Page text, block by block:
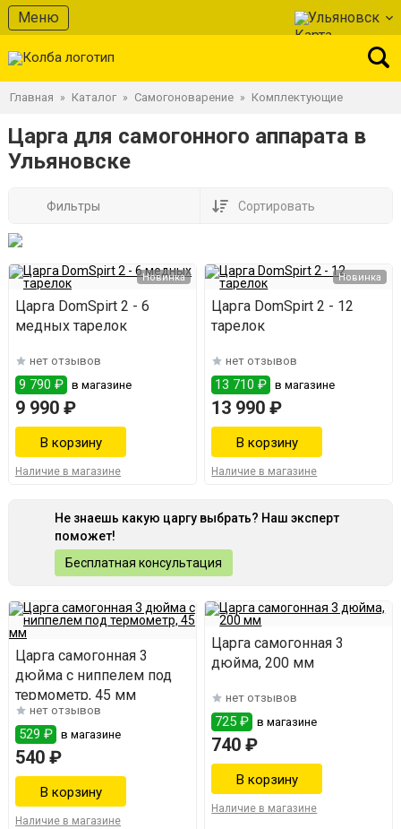
Меню Ульяновск
Главная » Каталог » Самогоноварение » Комплектующие
Царга для самогонного аппарата в
Ульяновске
Фильтры Сортировать
Новинка
Царга DomSpirt 2 - 6
медных тарелок
нет отзывов
9 790 ₽ в магазине
9 990 ₽
Наличие в магазине
Новинка
Царга DomSpirt 2 - 12
тарелок
нет отзывов
13 710 ₽ в магазине
13 990 ₽
Наличие в магазине
Не знаешь какую царгу выбрать? Наш эксперт
поможет!
Бесплатная консультация
Царга самогонная 3
дюйма с ниппелем под
термометр, 45 мм
нет отзывов
529 ₽ в магазине
540 ₽
Наличие в магазине
Царга самогонная 3
дюйма, 200 мм
нет отзывов
725 ₽ в магазине
740 ₽
Наличие в магазине